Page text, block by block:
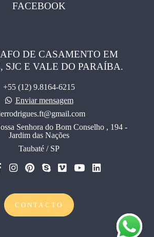
FACEBOOK
DE CASAMENTO EM
SJC E VALE DO PARAÍBA.
+55 (12) 9.8164-6215
Enviar mensagem
Senhora do Bom Conselho , 194 -
Jardim das Nações
Taubaté / SP
CONTACTO